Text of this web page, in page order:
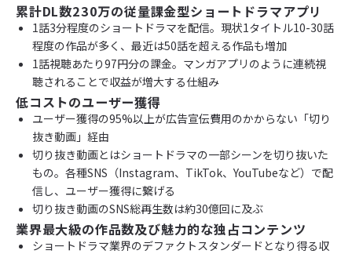
累計DL数230万の従量課金型ショートドラマアプリ
1話3分程度のショートドラマを配信。現状1タイトル10-30話
程度の作品が多く、最近は50話を超える作品も増加
1話視聴あたり97円分の課金。マンガアプリのように連続視
聴されることで収益が増大する仕組み
低コストのユーザー獲得
ユーザー獲得の95%以上が広告宣伝費用のかからない「切り
抜き動画」経由
切り抜き動画とはショートドラマの一部シーンを切り抜いた
もの。各種SNS（Instagram、TikTok、YouTubeなど）で配
信し、ユーザー獲得に繋げる
切り抜き動画のSNS総再生数は約30億回に及ぶ
業界最大級の作品数及び魅力的な独占コンテンツ
ショートドラマ業界のデファクトスタンダードとなり得る収